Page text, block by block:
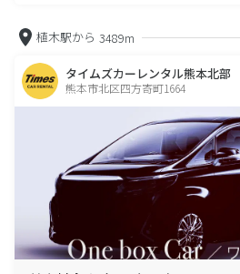
植木駅から 3489m
タイムズカーレンタル熊本北部
熊本市北区四方寄町1664